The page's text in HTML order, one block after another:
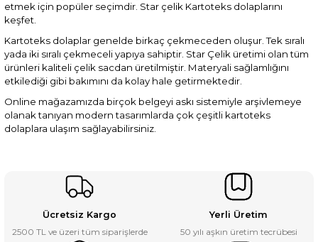
etmek için popüler seçimdir. Star çelik Kartoteks dolaplarını
keşfet.
Kartoteks dolaplar genelde birkaç çekmeceden oluşur. Tek sıralı
yada iki sıralı çekmeceli yapıya sahiptir. Star Çelik üretimi olan tüm
ürünleri kaliteli çelik sacdan üretilmiştir. Materyali sağlamlığını
etkilediği gibi bakımını da kolay hale getirmektedir.
Online mağazamızda birçok belgeyi askı sistemiyle arşivlemeye
olanak tanıyan modern tasarımlarda çok çeşitli kartoteks
dolaplara ulaşım sağlayabilirsiniz.
Ücretsiz Kargo
2500 TL ve üzeri tüm siparişlerde
Yerli Üretim
50 yılı aşkın üretim tecrübesi